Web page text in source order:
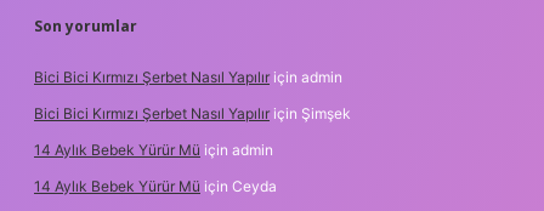
Son yorumlar
Bici Bici Kırmızı Şerbet Nasıl Yapılır için admin
Bici Bici Kırmızı Şerbet Nasıl Yapılır için Şimşek
14 Aylık Bebek Yürür Mü için admin
14 Aylık Bebek Yürür Mü için Ceyda